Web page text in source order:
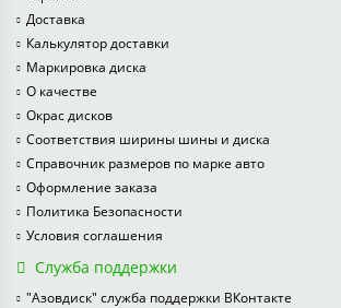
Доставка
Калькулятор доставки
Маркировка диска
О качестве
Окрас дисков
Соответствия ширины шины и диска
Справочник размеров по марке авто
Оформление заказа
Политика Безопасности
Условия соглашения
Служба поддержки
"Азовдиск" служба поддержки ВКонтакте